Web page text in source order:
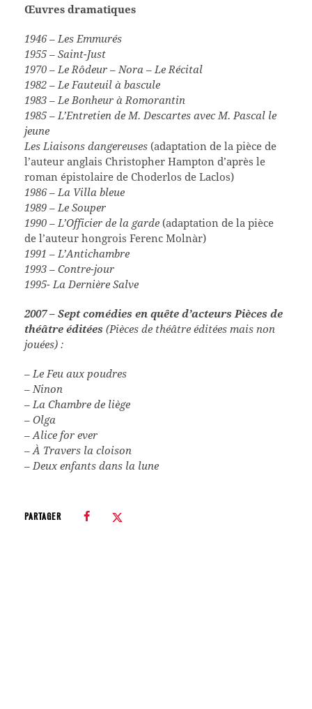
Œuvres dramatiques
1946 – Les Emmurés
1955 – Saint-Just
1970 – Le Rôdeur – Nora – Le Récital
1982 – Le Fauteuil à bascule
1983 – Le Bonheur à Romorantin
1985 – L’Entretien de M. Descartes avec M. Pascal le
jeune
Les Liaisons dangereuses (adaptation de la pièce de
l’auteur anglais Christopher Hampton d’après le
roman épistolaire de Choderlos de Laclos)
1986 – La Villa bleue
1989 – Le Souper
1990 – L’Officier de la garde (adaptation de la pièce
de l’auteur hongrois Ferenc Molnàr)
1991 – L’Antichambre
1993 – Contre-jour
1995- La Dernière Salve
2007 – Sept comédies en quête d’acteurs Pièces de
théâtre éditées (Pièces de théâtre éditées mais non
jouées) :
– Le Feu aux poudres
– Ninon
– La Chambre de liège
– Olga
– Alice for ever
– À Travers la cloison
– Deux enfants dans la lune
PARTAGER